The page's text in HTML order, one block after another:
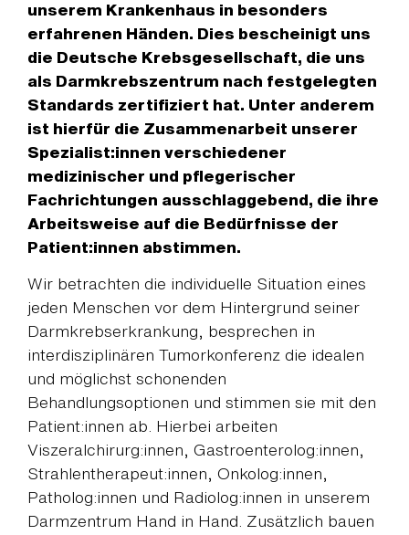
unserem Krankenhaus in besonders
erfahrenen Händen. Dies bescheinigt uns
die Deutsche Krebsgesellschaft, die uns
als Darmkrebszentrum nach festgelegten
Standards zertifiziert hat. Unter anderem
ist hierfür die Zusammenarbeit unserer
Spezialist:innen verschiedener
medizinischer und pflegerischer
Fachrichtungen ausschlaggebend, die ihre
Arbeitsweise auf die Bedürfnisse der
Patient:innen abstimmen.
Wir betrachten die individuelle Situation eines
jeden Menschen vor dem Hintergrund seiner
Darmkrebserkrankung, besprechen in
interdisziplinären Tumorkonferenz die idealen
und möglichst schonenden
Behandlungsoptionen und stimmen sie mit den
Patient:innen ab. Hierbei arbeiten
Viszeralchirurg:innen, Gastroenterolog:innen,
Strahlentherapeut:innen, Onkolog:innen,
Patholog:innen und Radiolog:innen in unserem
Darmzentrum Hand in Hand. Zusätzlich bauen